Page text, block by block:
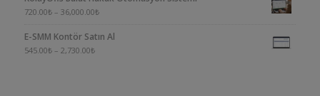
720.00₺ – 36,000.00₺
E-SMM Kontör Satın Al
545.00₺ – 2,730.00₺